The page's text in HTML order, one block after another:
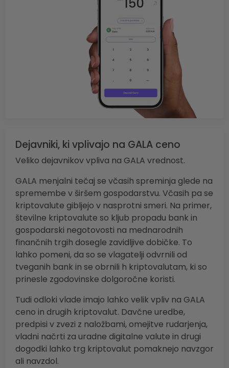
Dejavniki, ki vplivajo na GALA ceno
Veliko dejavnikov vpliva na GALA vrednost.
GALA menjalni tečaj se včasih spreminja glede na
spremembe v širšem gospodarstvu. Včasih pa se
kriptovalute gibljejo v nasprotni smeri. Na primer,
številne kriptovalute so kljub propadu bank in
gospodarski negotovosti na mednarodnih
finančnih trgih dosegle zavidljive dobičke. To
lahko pomeni, da so se vlagatelji odvrnili od
tveganih bank in se obrnili h kriptovalutam, ki so
prinesle zgodovinske dolgoročne koristi.
Tudi odloki vlade imajo lahko velik vpliv na GALA
ceno in drugih kriptovalut. Davčne uredbe,
predpisi v zvezi z naložbami, omejitve rudarjenja,
vladni načrti za uradne digitalne valute in drugi
dogodki lahko trg kriptovalut pomaknejo navzgor
ali navzdol.